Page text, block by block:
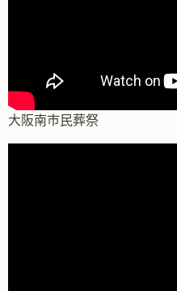
大阪南市民葬祭